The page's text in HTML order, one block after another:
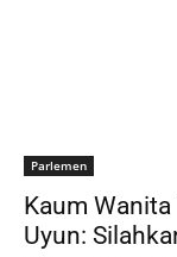
Parlemen
Kaum Wanita
Uyun: